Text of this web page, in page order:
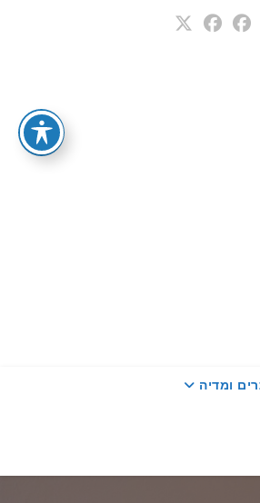
ומדיה